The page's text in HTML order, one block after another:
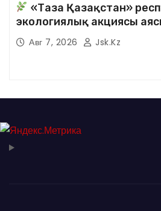
«Таза Қазақстан»
экологиялық акциясы
аудандық
кезекті сенбілік
Авг 7, 2026 Jsk.kz